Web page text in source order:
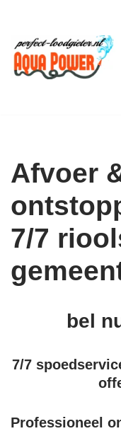
Ga
naar
de
Afvoer
7/7
bel
7/7
Professioneel